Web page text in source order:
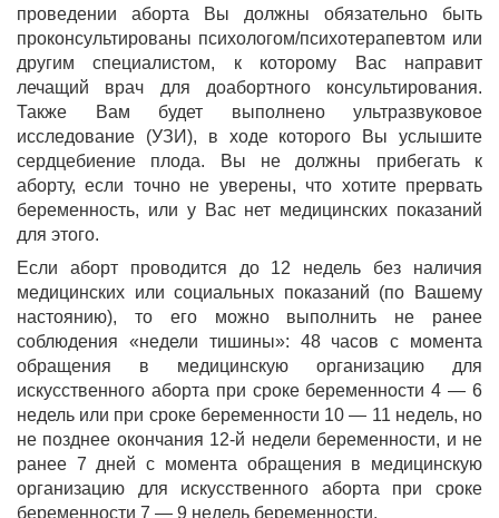
проведении аборта Вы должны обязательно быть
проконсультированы психологом/психотерапевтом или
другим специалистом, к которому Вас направит
лечащий врач для доабортного консультирования.
Также Вам будет выполнено ультразвуковое
исследование (УЗИ), в ходе которого Вы услышите
сердцебиение плода. Вы не должны прибегать к
аборту, если точно не уверены, что хотите прервать
беременность, или у Вас нет медицинских показаний
для этого.
Если аборт проводится до 12 недель без наличия
медицинских или социальных показаний (по Вашему
настоянию), то его можно выполнить не ранее
соблюдения «недели тишины»: 48 часов с момента
обращения в медицинскую организацию для
искусственного аборта при сроке беременности 4 — 6
недель или при сроке беременности 10 — 11 недель, но
не позднее окончания 12-й недели беременности, и не
ранее 7 дней с момента обращения в медицинскую
организацию для искусственного аборта при сроке
беременности 7 — 9 недель беременности.